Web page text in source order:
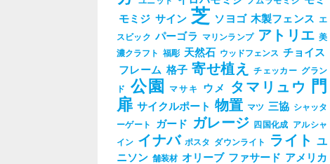
モミジ サイン 芝 ソヨゴ 木製フェンス エ
スビック パーゴラ マリンランプ アトリエ 美
濃クラフト 福彫 天然石 ウッドフェンス チョイス
フレーム 格子 寄せ植え チェッカー グラン
ド
公園 マサキ ウメ タマリュウ
門
扉 サイクルポート 物置 マツ 三協 シャッタ
ーゲート
ガード ガレージ 四国化成 アルシャ
イン イナバ ポスタ ダウンライト ライト ユ
ニソン 舗装材 オリーブ ファサード アメリカ